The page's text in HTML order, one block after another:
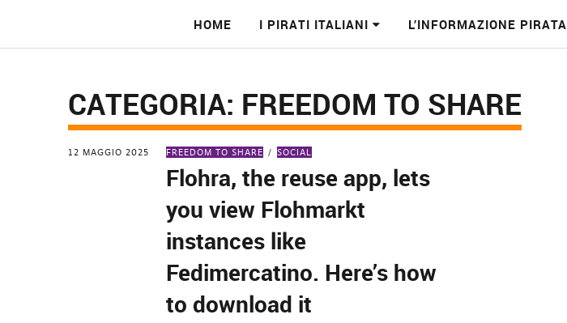
HOME I PIRATI ITALIANI L’INFORMAZIONE PIRATA
CATEGORIA: FREEDOM TO SHARE
12 MAGGIO 2025 FREEDOM TO SHARE SOCIAL
Flohra, the reuse app, lets
you view Flohmarkt
instances like
Fedimercatino. Here’s how
to download it